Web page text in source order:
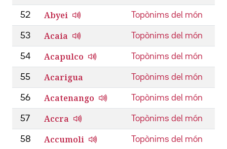
52 Abyei Topònims del món
53 Acaia Topònims del món
54 Acapulco Topònims del món
55 Acarigua Topònims del món
56 Acatenango Topònims del món
57 Accra Topònims del món
58 Accumoli Topònims del món